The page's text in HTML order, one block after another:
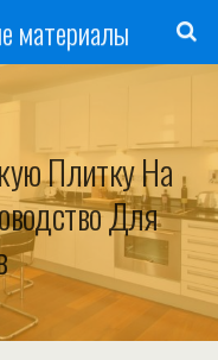
материалы
Плитку На
Для